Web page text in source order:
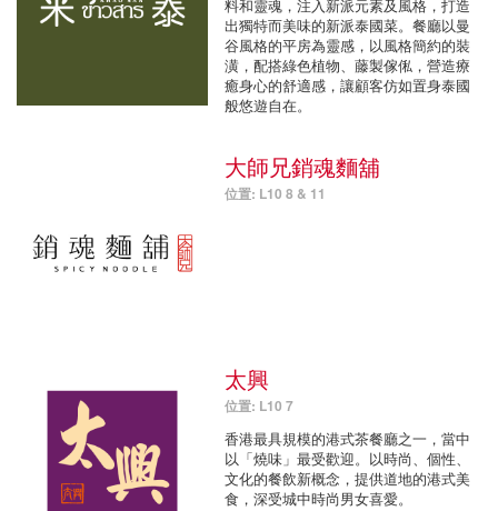
料和靈魂，注入新派元素及風格，打造
出獨特而美味的新派泰國菜。餐廳以曼
谷風格的平房為靈感，以風格簡約的裝
潢，配搭綠色植物、藤製傢俬，營造療
癒身心的舒適感，讓顧客仿如置身泰國
般悠遊自在。
大師兄銷魂麵舖
位置: L10 8 & 11
太興
位置: L10 7
香港最具規模的港式茶餐廳之一，當中
以「燒味」最受歡迎。以時尚、個性、
文化的餐飲新概念，提供道地的港式美
食，深受城中時尚男女喜愛。